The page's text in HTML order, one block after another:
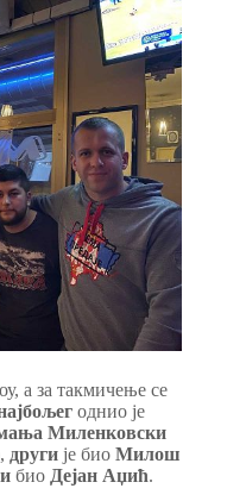
а за такмичење се
однио је
Миленковски
други је био Милош
био Дејан Аџић.